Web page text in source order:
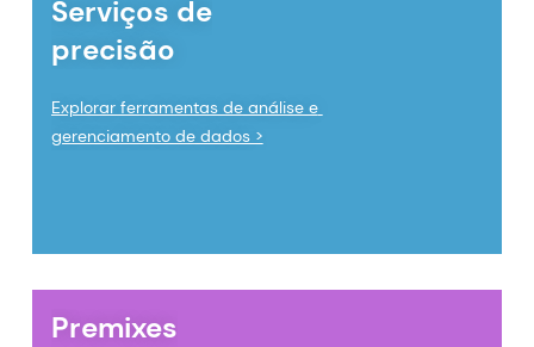
Serviços de
precisão
Explorar ferramentas de análise e
gerenciamento de dados >
Premixes